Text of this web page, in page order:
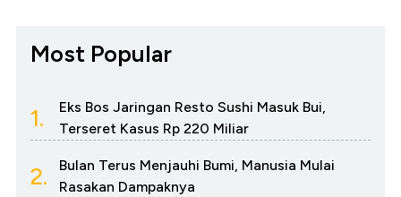
Most Popular
1.
Eks Bos Jaringan Resto Sushi Masuk Bui,
Terseret Kasus Rp 220 Miliar
2.
Bulan Terus Menjauhi Bumi, Manusia Mulai
Rasakan Dampaknya